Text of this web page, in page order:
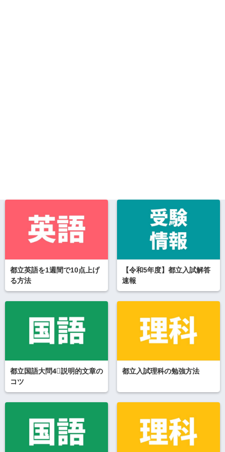
都立英語を1週間で10点上げ
る方法
【令和5年度】都立入試解答
速報
都立国語大問4⃣説明的文章の
コツ
都立入試理科の勉強方法